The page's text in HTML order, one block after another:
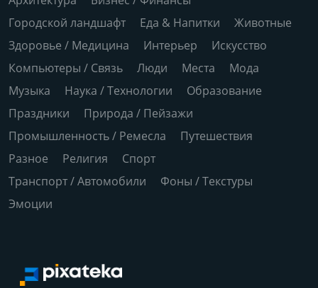
Городской ландшафт
Еда & Напитки
Животные
Здоровье / Медицина
Интерьер
Искусство
Компьютеры / Связь
Люди Места
Мода
Музыка
Наука / Технологии
Образование
Праздники
Природа / Пейзажи
Промышленность / Ремесла
Путешествия
Разное
Религия
Спорт
Транспорт / Автомобили
Фоны / Текстуры
Эмоции